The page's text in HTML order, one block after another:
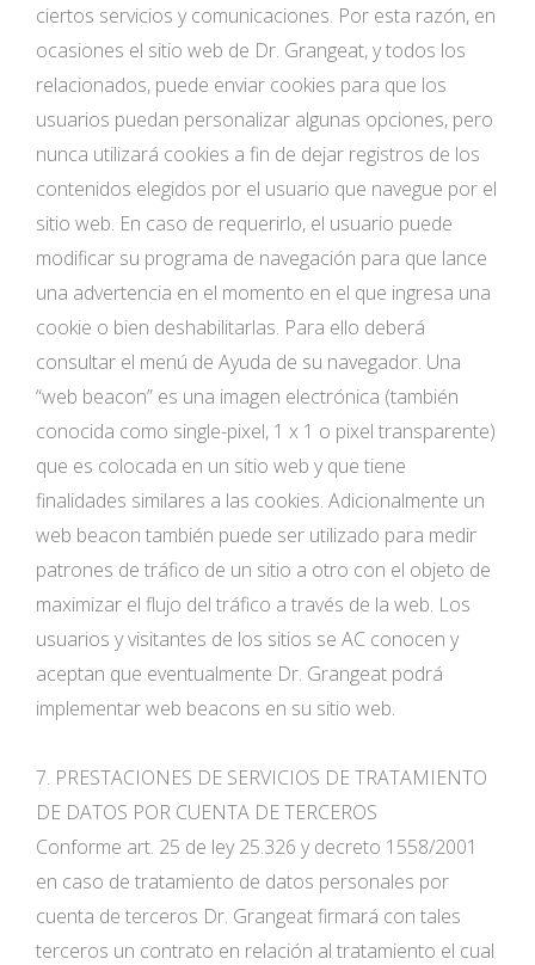
ciertos servicios y comunicaciones. Por esta razón, en
ocasiones el sitio web de Dr. Grangeat, y todos los
relacionados, puede enviar cookies para que los
usuarios puedan personalizar algunas opciones, pero
nunca utilizará cookies a fin de dejar registros de los
contenidos elegidos por el usuario que navegue por el
sitio web. En caso de requerirlo, el usuario puede
modificar su programa de navegación para que lance
una advertencia en el momento en el que ingresa una
cookie o bien deshabilitarlas. Para ello deberá
consultar el menú de Ayuda de su navegador. Una
“web beacon” es una imagen electrónica (también
conocida como single-pixel, 1 x 1 o pixel transparente)
que es colocada en un sitio web y que tiene
finalidades similares a las cookies. Adicionalmente un
web beacon también puede ser utilizado para medir
patrones de tráfico de un sitio a otro con el objeto de
maximizar el flujo del tráfico a través de la web. Los
usuarios y visitantes de los sitios se AC conocen y
aceptan que eventualmente Dr. Grangeat podrá
implementar web beacons en su sitio web.
7. PRESTACIONES DE SERVICIOS DE TRATAMIENTO
DE DATOS POR CUENTA DE TERCEROS
Conforme art. 25 de ley 25.326 y decreto 1558/2001
en caso de tratamiento de datos personales por
cuenta de terceros Dr. Grangeat firmará con tales
terceros un contrato en relación al tratamiento el cual